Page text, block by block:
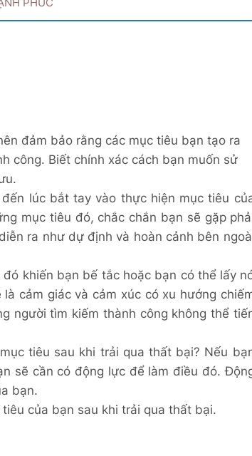
đảm bảo rằng các mục tiêu bạn tạo ra
công. Biết chính xác cách bạn muốn sử
lúc bắt tay vào thực hiện mục tiêu
mục tiêu đó, chắc chắn bạn sẽ gặp
ra như dự định và hoàn cảnh bên
khiến bạn bế tắc hoặc bạn có thể lấy
cảm giác và cảm xúc có xu hướng
người tìm kiếm thành công không thể
tiêu sau khi trải qua thất bại? Nếu
sẽ cần có động lực để làm điều đó.
bạn.
của bạn sau khi trải qua thất bại.